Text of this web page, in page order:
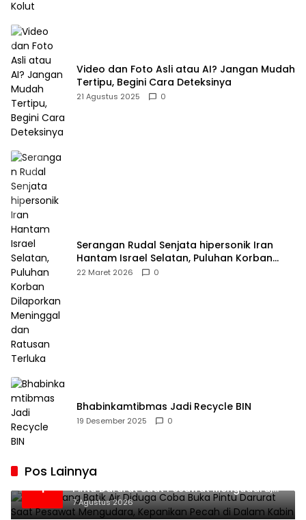
Video dan Foto Asli atau AI? Jangan Mudah
Tertipu, Begini Cara Deteksinya
21 Agustus 2025 0
Serangan Rudal Senjata hipersonik Iran
Hantam Israel Selatan, Puluhan Korban
Dilaporkan Meninggal dan Ratusan Terluka
22 Maret 2026 0
Bhabinkamtibmas Jadi Recycle BIN
19 Desember 2025 0
Pos Lainnya
1
Penumpang Batik Air Diduga Coba Buka
Pintu Darurat Saat Pesawat Mengudara,
Kepanikan Pecah di Dalam Kabin
7 Agustus 2026